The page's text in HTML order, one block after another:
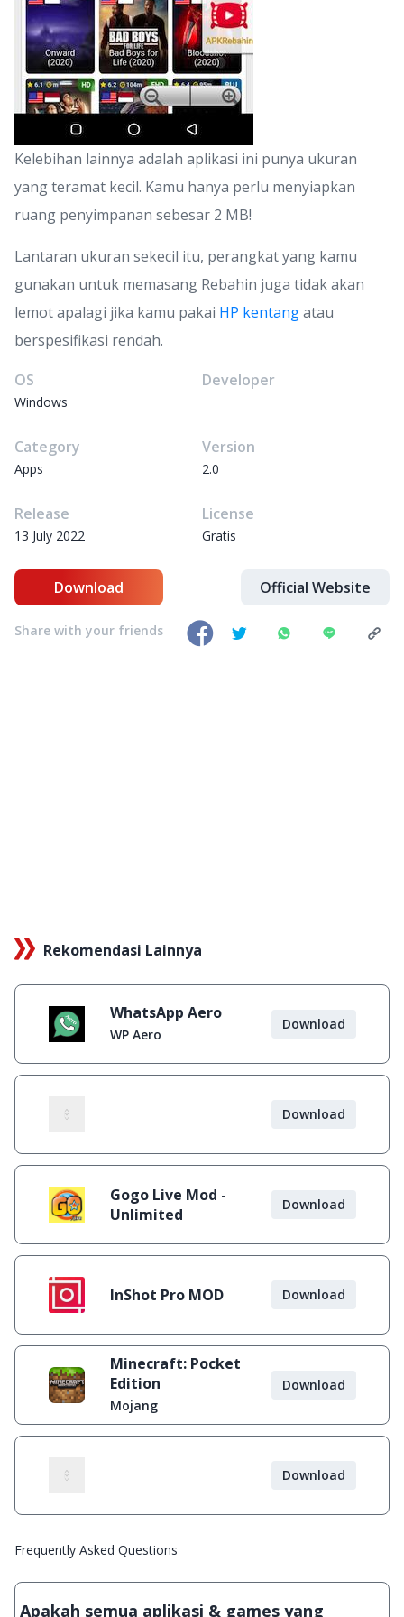
Kelebihan lainnya adalah aplikasi ini punya ukuran
yang teramat kecil. Kamu hanya perlu menyiapkan
ruang penyimpanan sebesar 2 MB!
Lantaran ukuran sekecil itu, perangkat yang kamu
gunakan untuk memasang Rebahin juga tidak akan
lemot apalagi jika kamu pakai HP kentangatau
berspesifikasi rendah.
OS
Windows
Developer
Category
Apps
Version
2.0
Release
13 July 2022
License
Gratis
Download Official Website
Share with your friends
Rekomendasi Lainnya
WhatsApp Aero
WP Aero
Download
Download
Gogo Live Mod -
Unlimited
Download
InShot Pro MOD Download
Minecraft: Pocket
Edition
Mojang
Download
Download
Frequently Asked Questions
Apakah semua aplikasi & games yang